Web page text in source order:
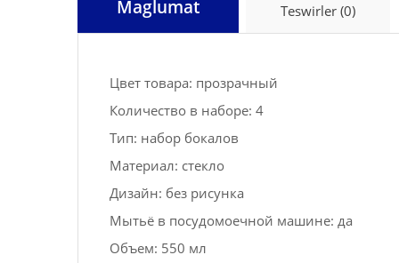
Maglumat Teswirler (0)
Цвет товара: прозрачный
Количество в наборе: 4
Тип: набор бокалов
Материал: стекло
Дизайн: без рисунка
Мытьё в посудомоечной машине: да
Объем: 550 мл